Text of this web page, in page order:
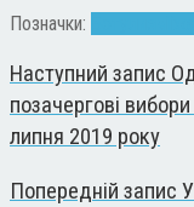
Позначки:
Наступний запис
позачергові
липня 2019 року
Попередній запис